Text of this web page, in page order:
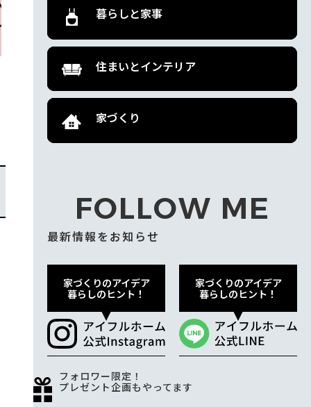
暮らしと家事
住まいとインテリア
家づくり
FOLLOW ME
最新情報をお知らせ
家づくりのアイデア
暮らしのヒント！
家づくりのアイデア
暮らしのヒント！
フォロワー限定！
プレゼント企画もやってます